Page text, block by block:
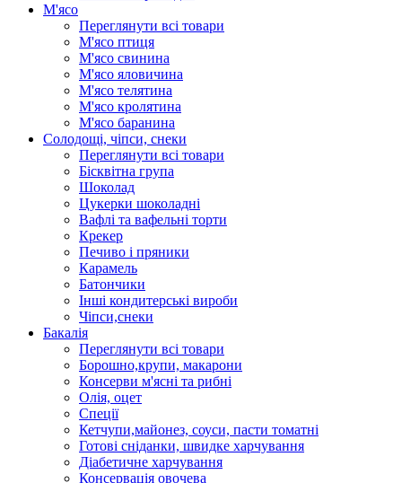
М'ясо
Переглянути всі товари
М'ясо птиця
М'ясо свинина
М'ясо яловичина
М'ясо телятина
М'ясо кролятина
М'ясо баранина
Солодощі, чіпси, снеки
Переглянути всі товари
Бісквітна група
Шоколад
Цукерки шоколадні
Вафлі та вафельні торти
Крекер
Печиво і пряники
Карамель
Батончики
Інші кондитерські вироби
Чіпси,снеки
Бакалія
Переглянути всі товари
Борошно,крупи, макарони
Консерви м'ясні та рибні
Олія, оцет
Спеції
Кетчупи,майонез, соуси, пасти томатні
Готові сніданки, швидке харчування
Діабетичне харчування
Консервація овочева